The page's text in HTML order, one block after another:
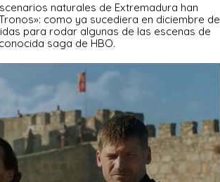
naturales de Extremadura han
como ya sucediera en diciembre de
para rodar algunas de las escenas de
saga de HBO.